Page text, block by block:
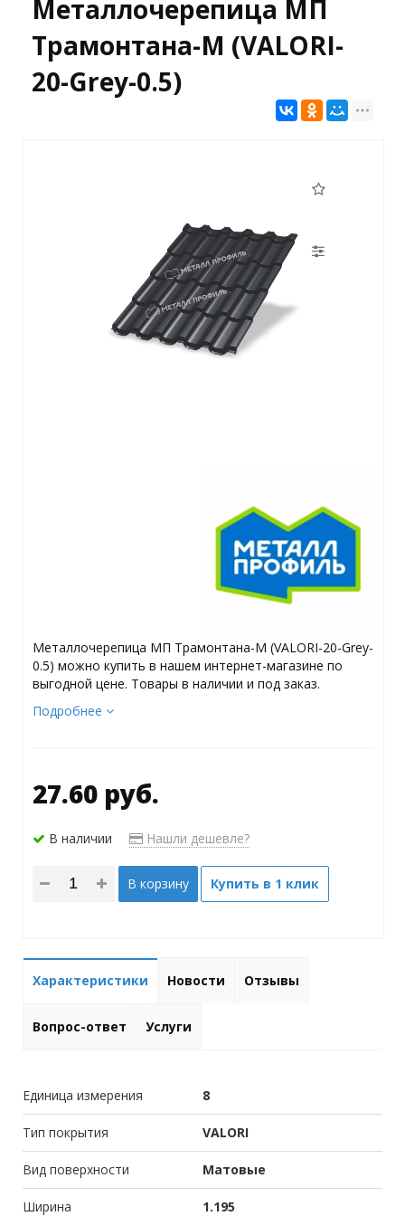
Металлочерепица МП
Трамонтана-M (VALORI-
20-Grey-0.5)
Металлочерепица МП Трамонтана-M (VALORI-20-Grey-
0.5) можно купить в нашем интернет-магазине по
выгодной цене. Товары в наличии и под заказ.
Подробнее
27.60 руб.
В наличии Нашли дешевле?
В корзину Купить в 1 клик
Характеристики Новости Отзывы
Вопрос-ответ Услуги
Единица измерения 8
Тип покрытия VALORI
Вид поверхности Матовые
Ширина 1.195